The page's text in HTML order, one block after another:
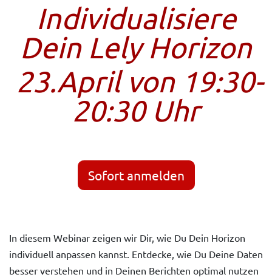
Individualisiere
Dein Lely Horizon
23.April von 19:30-
20:30 Uhr
Sofort anmelden
In diesem Webinar zeigen wir Dir, wie Du Dein Horizon
individuell anpassen kannst. Entdecke, wie Du Deine Daten
besser verstehen und in Deinen Berichten optimal nutzen